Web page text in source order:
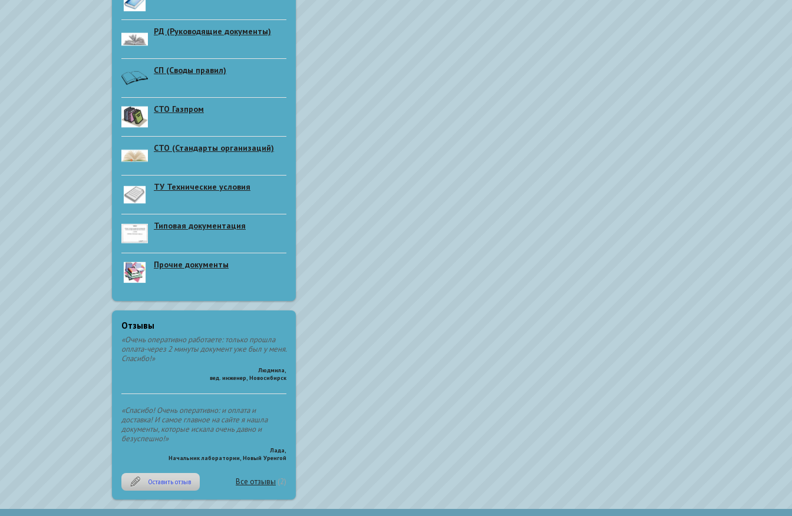
РД (Руководящие документы)
СП (Своды правил)
СТО Газпром
СТО (Стандарты организаций)
ТУ Технические условия
Типовая документация
Прочие документы
Отзывы
«Очень оперативно работаете: только прошла
оплата-через 2 минуты документ уже был у меня.
Спасибо!»
Людмила,
вед. инженер, Новосибирск
«Спасибо! Очень оперативно: и оплата и
доставка! И самое главное на сайте я нашла
документы, которые искала очень давно и
безуспешно!»
Лада,
Начальник лаборатории, Новый Уренгой
Оставить отзыв Все отзывы (2)